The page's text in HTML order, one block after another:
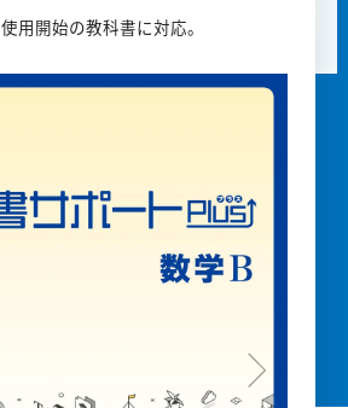
用開始の教科書に対応。